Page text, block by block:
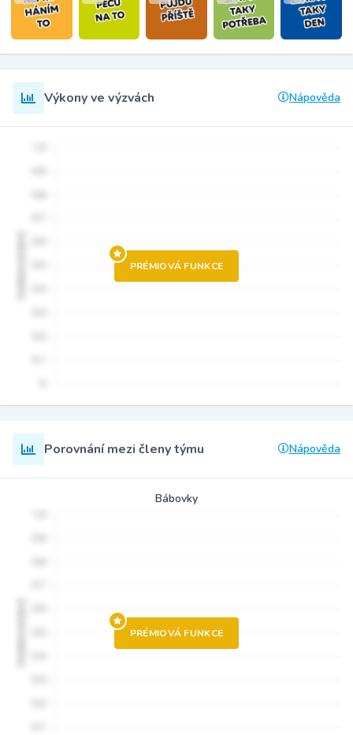
Výkony ve výzvách Nápověda
PRÉMIOVÁ FUNKCE
Porovnání mezi členy týmu Nápověda
Bábovky
PRÉMIOVÁ FUNKCE